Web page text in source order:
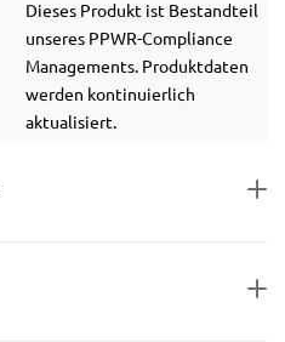
Dieses Produkt ist Bestandteil
unseres PPWR-Compliance
Managements. Produktdaten
werden kontinuierlich
aktualisiert.